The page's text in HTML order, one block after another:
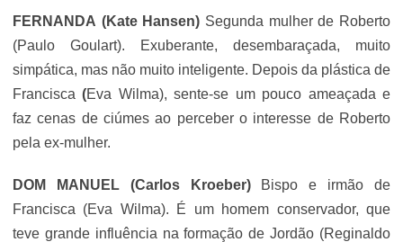
FERNANDA (Kate Hansen) Segunda mulher de Roberto
(Paulo Goulart). Exuberante, desembaraçada, muito
simpática, mas não muito inteligente. Depois da plástica de
Francisca(Eva Wilma), sente-se um pouco ameaçada e
faz cenas de ciúmes ao perceber o interesse de Roberto
pela ex-mulher.
DOM MANUEL (Carlos Kroeber)Bispo e irmão de
Francisca (Eva Wilma). É um homem conservador, que
teve grande influência na formação de Jordão (Reginaldo